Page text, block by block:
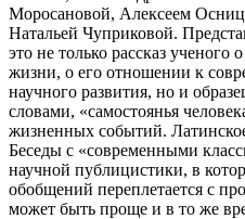
Моросановой, Алексеем
Натальей Чуприковой.
это не только рассказ
жизни, о его отношении к
научного развития, но и
словами, «самостоянья
жизненных событий.
Беседы с «современными
научной публицистики, в
обобщений переплетается с
может быть проще и в то же